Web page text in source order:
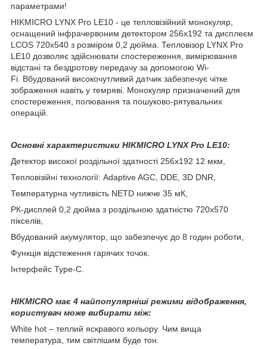
параметрами!
HIKMICRO LYNX Pro LE10 - це тепловізійний монокуляр,
оснащений інфрачервоним детектором 256х192 та дисплеєм
LCOS 720х540 з розміром 0,2 дюйма. Тепловізор LYNX Pro
LE10 дозволяє здійснювати спостереження, вимірювання
відстані та бездротову передачу за допомогою Wi-
Fi. Вбудований високочутливий датчик забезпечує чітке
зображення навіть у темряві. Монокуляр призначений для
спостереження, полювання та пошуково-рятувальних
операцій.
Основні характеристики HIKMICRO LYNX Pro LE10:
Детектор високої роздільної здатності 256х192 12 мкм,
Тепловізійні технології: Adaptive AGC, DDE, 3D DNR,
Температурна чутливість NETD нижче 35 мК,
РК-дисплей 0,2 дюйма з роздільною здатністю 720х570
пікселів,
Вбудований акумулятор, що забезпечує до 8 годин роботи,
Функція відстеження гарячих точок.
Інтерфейс Type-C.
HIKMICRO має 4 найпопулярніші режими відображення,
користувач може вибирати між:
White hot – теплий яскравого кольору. Чим вища
температура, тим світлішим буде тон.